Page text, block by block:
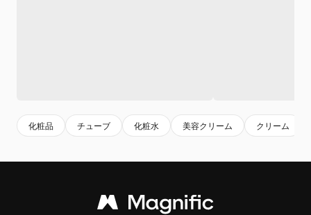
化粧品 チューブ 化粧水 美容クリーム クリーム